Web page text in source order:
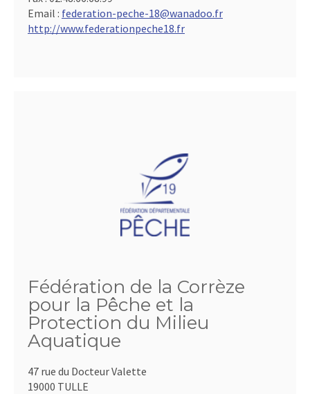
Email : federation-peche-18@wanadoo.fr
http://www.federationpeche18.fr
Fédération de la Corrèze
pour la Pêche et la
Protection du Milieu
Aquatique
47 rue du Docteur Valette
19000 TULLE